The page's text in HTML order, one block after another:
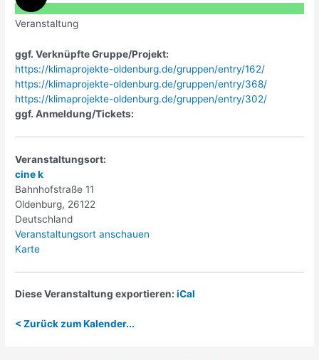
Veranstaltung
ggf. Verknüpfte Gruppe/Projekt:
https://klimaprojekte-oldenburg.de/gruppen/entry/162/
https://klimaprojekte-oldenburg.de/gruppen/entry/368/
https://klimaprojekte-oldenburg.de/gruppen/entry/302/
ggf. Anmeldung/Tickets:
Veranstaltungsort:
cine k
Bahnhofstraße 11
Oldenburg, 26122
Deutschland
Veranstaltungsort anschauen
Kartecine
Diese Veranstaltung exportieren:iCal
< Zurück zum Kalender...